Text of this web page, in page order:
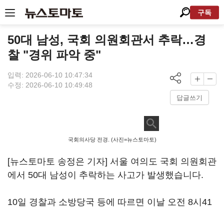
구독
50대 남성, 국회 의원회관서 추락…경
찰 "경위 파악 중"
입력: 2026-06-10 10:47:34
수정: 2026-06-10 10:49:48
답글쓰기
국회의사당 전경. (사진=뉴스토마토)
[뉴스토마토 송정은 기자] 서울 여의도 국회 의원회관
에서 50대 남성이 추락하는 사고가 발생했습니다.
10일 경찰과 소방당국 등에 따르면 이날 오전 8시41